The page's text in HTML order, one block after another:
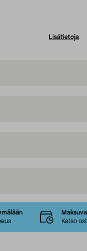
Lisätietoja
Katso